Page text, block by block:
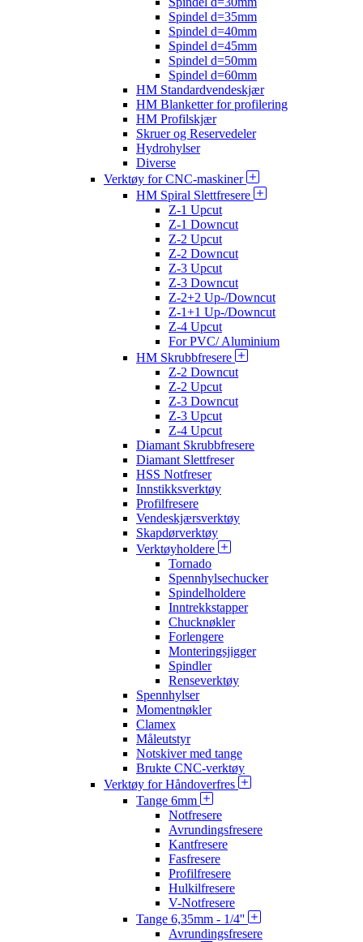
Spindel d=35mm
Spindel d=40mm
Spindel d=45mm
Spindel d=50mm
Spindel d=60mm
HM Standardvendeskjær
HM Blanketter for profilering
HM Profilskjær
Skruer og Reservedeler
Hydrohylser
Diverse
Verktøy for CNC-maskiner
HM Spiral Slettfresere
Z-1 Upcut
Z-1 Downcut
Z-2 Upcut
Z-2 Downcut
Z-3 Upcut
Z-3 Downcut
Z-2+2 Up-/Downcut
Z-1+1 Up-/Downcut
Z-4 Upcut
For PVC/ Aluminium
HM Skrubbfresere
Z-2 Downcut
Z-2 Upcut
Z-3 Downcut
Z-3 Upcut
Z-4 Upcut
Diamant Skrubbfresere
Diamant Slettfreser
HSS Notfreser
Innstikksverktøy
Profilfresere
Vendeskjærsverktøy
Skapdørverktøy
Verktøyholdere
Tornado
Spennhylsechucker
Spindelholdere
Inntrekkstapper
Chucknøkler
Forlengere
Monteringsjigger
Spindler
Renseverktøy
Spennhylser
Momentnøkler
Clamex
Måleutstyr
Notskiver med tange
Brukte CNC-verktøy
Verktøy for Håndoverfres
Tange 6mm
Notfresere
Avrundingsfresere
Kantfresere
Fasfresere
Profilfresere
Hulkilfresere
V-Notfresere
Tange 6,35mm - 1/4''
Avrundingsfresere